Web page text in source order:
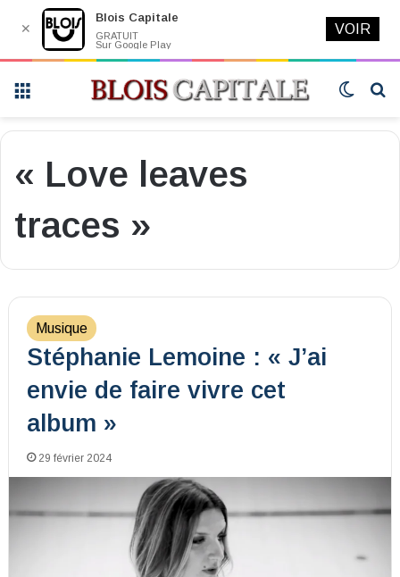
Switch
« Love leaves
traces »
Musique
Stéphanie Lemoine : « J’ai
envie de faire vivre cet
album »
29 février 2024
✕
Blois Capitale
GRATUIT
Sur Google Play
VOIR